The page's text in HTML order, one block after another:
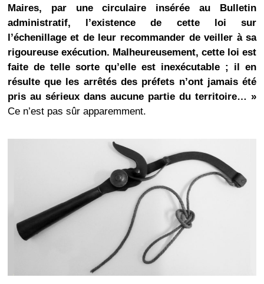
Maires, par une circulaire insérée au Bulletin
administratif, l’existence de cette loi sur
l’échenillage et de leur recommander de veiller à sa
rigoureuse exécution. Malheureusement, cette loi est
faite de telle sorte qu’elle est inexécutable ; il en
résulte que les arrêtés des préfets n’ont jamais été
pris au sérieux dans aucune partie du territoire… »
Ce n’est pas sûr apparemment.